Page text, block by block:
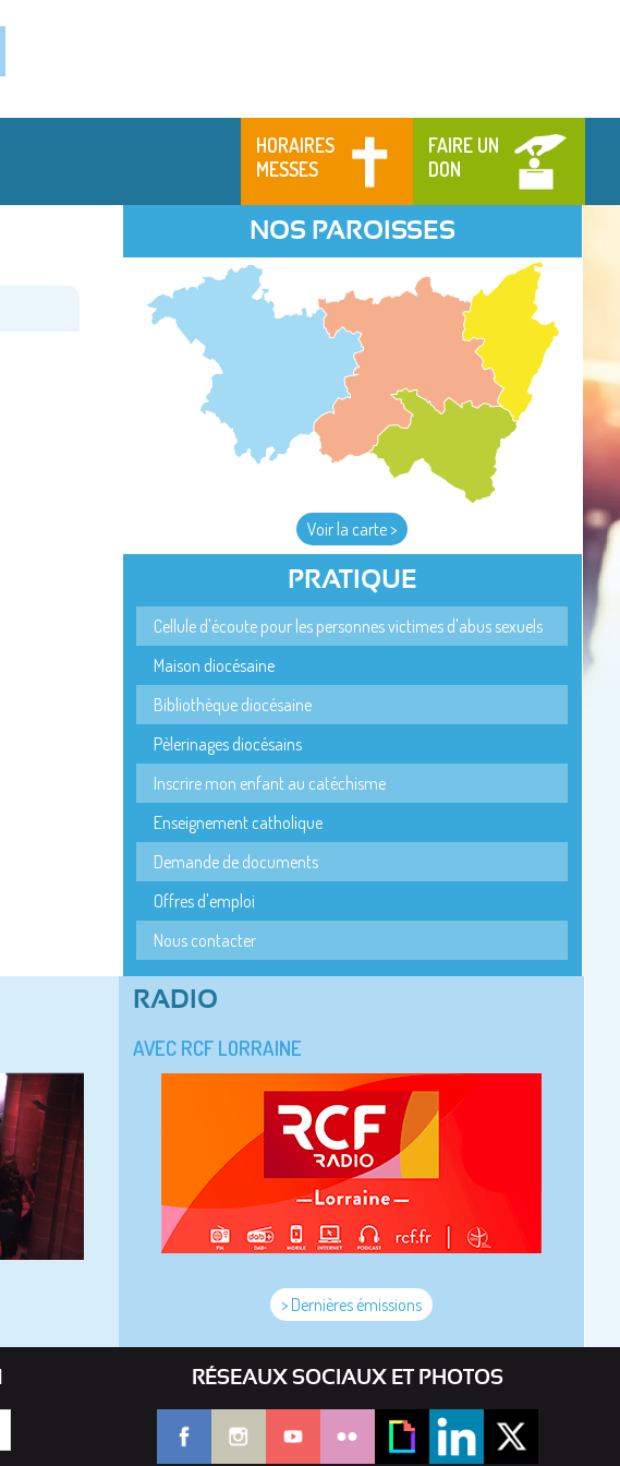
HORAIRES
MESSES
FAIRE UN
DON
NOS PAROISSES
Voir la carte >
PRATIQUE
Cellule d'écoute pour les personnes victimes d'abus sexuels
Maison diocésaine
Bibliothèque diocésaine
Pèlerinages diocésains
Inscrire mon enfant au catéchisme
Enseignement catholique
Demande de documents
Offres d'emploi
Nous contacter
RADIO
AVEC RCF LORRAINE
> Dernières émissions
RÉSEAUX SOCIAUX ET PHOTOS